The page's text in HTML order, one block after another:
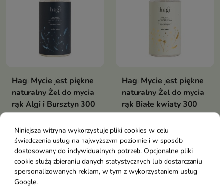
Hagi Mycie jest piękne
naturalny Żel do mycia
rąk Algi i Bursztyn 300
ml
Mydło w płynie do rąk – Jaśmin,
Neroli i Wanilia
Hagi Mycie jest piękne
naturalny Żel do mycia
rąk Białe kwiaty 300
ml
Naturalne mydło w płynie do rąk
– Białe Kwiaty
OUTLET favorite_border OUTLET favorite_border
Niniejsza witryna wykorzystuje pliki cookies w celu
świadczenia usług na najwyższym poziomie i w sposób
dostosowany do indywidualnych potrzeb. Opcjonalne pliki
cookie służą zbieraniu danych statystycznych lub dostarczaniu
spersonalizowanych reklam, w tym z wykorzystaniem usług
Google.